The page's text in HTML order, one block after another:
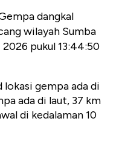
dangkal
wilayah Sumba
pukul 13:44:50
gempa ada di
ada di laut, 37 km
di kedalaman 10